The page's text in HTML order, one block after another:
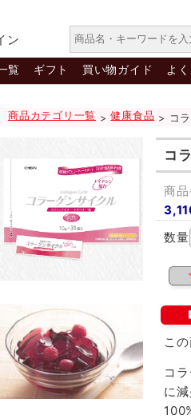
ン
覧 ギフト 買い物ガイド よ
商品カテゴリ一覧 >健康食品> コラ
コ
商
数量
こ
コ
に